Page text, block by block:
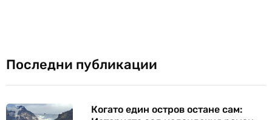
Последни публикации
Когато един остров остане сам: